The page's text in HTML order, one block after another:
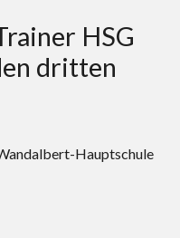
HSG
dritten
Hauptschule